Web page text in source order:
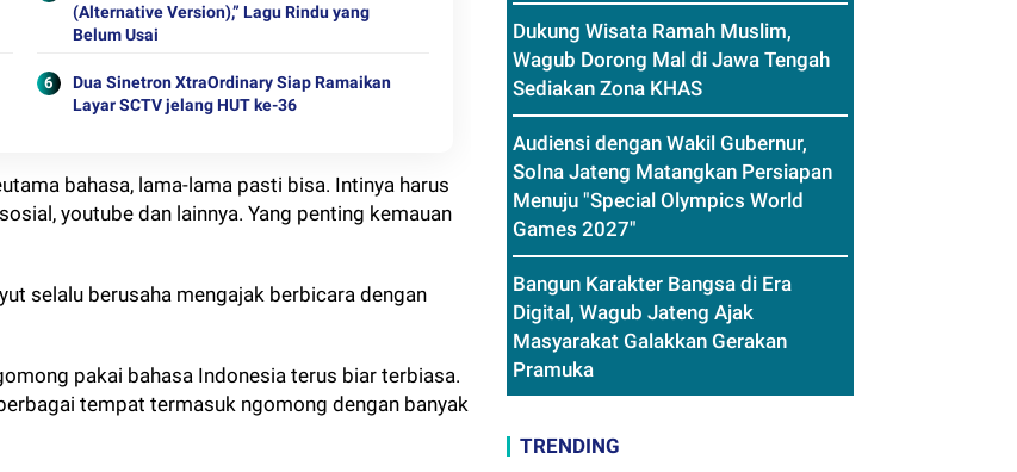
(Alternative Version),” Lagu Rindu yang
Belum Usai
Dua Sinetron XtraOrdinary Siap Ramaikan
Layar SCTV jelang HUT ke-36
bahasa, lama-lama pasti bisa. Intinya harus
youtube dan lainnya. Yang penting kemauan
selalu berusaha mengajak berbicara dengan
pakai bahasa Indonesia terus biar terbiasa.
tempat termasuk ngomong dengan banyak
Dukung Wisata Ramah Muslim,
Wagub Dorong Mal di Jawa Tengah
Sediakan Zona KHAS
Audiensi dengan Wakil Gubernur,
SoIna Jateng Matangkan Persiapan
Menuju "Special Olympics World
Games 2027"
Bangun Karakter Bangsa di Era
Digital, Wagub Jateng Ajak
Masyarakat Galakkan Gerakan
Pramuka
TRENDING